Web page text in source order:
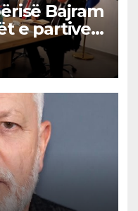
Bajram
e partive